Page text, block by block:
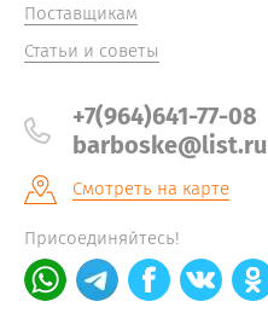
Поставщикам
Статьи и советы
+7(964)641-77-08
barboske@list.ru
Смотреть на карте
Присоединяйтесь!